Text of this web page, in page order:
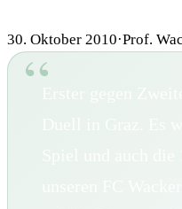
30. Oktober 2010·Prof.